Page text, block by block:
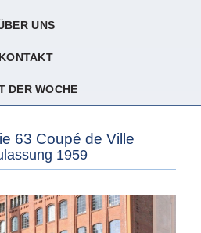
UNS
KONTAKT
DER WOCHE
63 Coupé de Ville
1959